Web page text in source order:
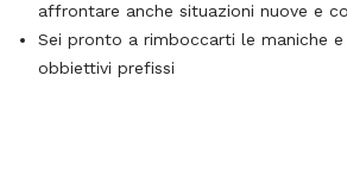
affrontare anche situazioni nuove e
Sei pronto a rimboccarti le maniche e
obbiettivi prefissi